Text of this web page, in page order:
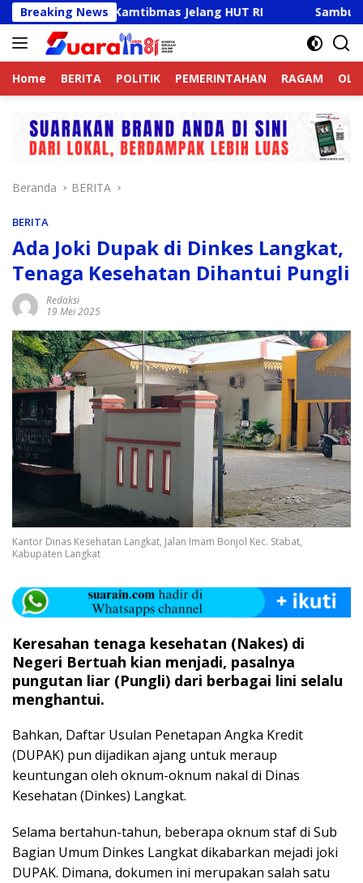
Langsung
ke
konten
Breaking News
Kamtibmas Jelang HUT RI Sambut HUT RI Ke-
Home BERITA POLITIK PEMERINTAHAN RAGAM
Beranda BERITA
BERITA
Ada Joki Dupak di Dinkes Langkat,
Tenaga Kesehatan Dihantui Pungli
Redaksi
19 Mei 2025
Kantor Dinas Kesehatan Langkat, Jalan Imam Bonjol Kec. Stabat,
Kabupaten Langkat
Keresahan tenaga kesehatan (Nakes) di
Negeri Bertuah kian menjadi, pasalnya
pungutan liar (Pungli) dari berbagai lini selalu
menghantui.
Bahkan, Daftar Usulan Penetapan Angka Kredit
(DUPAK) pun dijadikan ajang untuk meraup
keuntungan oleh oknum-oknum nakal di Dinas
Kesehatan (Dinkes) Langkat.
Selama bertahun-tahun, beberapa oknum staf di Sub
Bagian Umum Dinkes Langkat dikabarkan mejadi joki
DUPAK. Dimana, dokumen ini merupakan salah satu